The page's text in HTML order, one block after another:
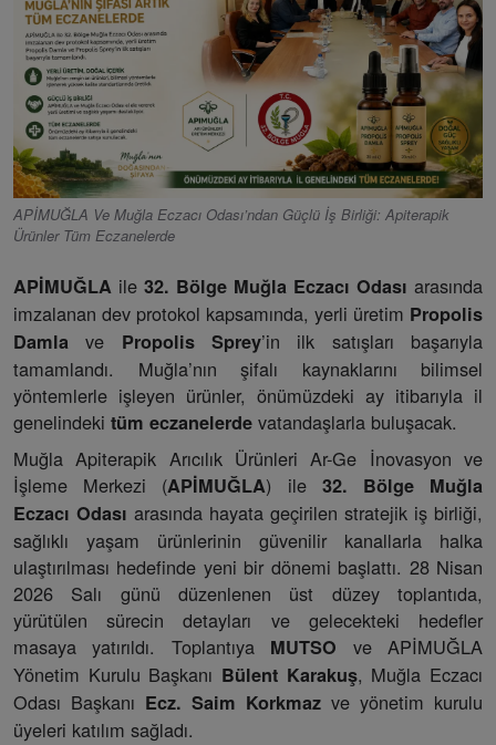
APİMUĞLA Ve Muğla Eczacı Odası’ndan Güçlü İş Birliği: Apiterapik
Ürünler Tüm Eczanelerde
APİMUĞLA ile 32. Bölge Muğla Eczacı Odası arasında
imzalanan dev protokol kapsamında, yerli üretim Propolis
Damla ve Propolis Sprey’in ilk satışları başarıyla
tamamlandı. Muğla’nın şifalı kaynaklarını bilimsel
yöntemlerle işleyen ürünler, önümüzdeki ay itibarıyla il
genelindeki tüm eczanelerde vatandaşlarla buluşacak.
Muğla Apiterapik Arıcılık Ürünleri Ar-Ge İnovasyon ve
İşleme Merkezi (APİMUĞLA) ile 32. Bölge Muğla
Eczacı Odası arasında hayata geçirilen stratejik iş birliği,
sağlıklı yaşam ürünlerinin güvenilir kanallarla halka
ulaştırılması hedefinde yeni bir dönemi başlattı. 28 Nisan
2026 Salı günü düzenlenen üst düzey toplantıda,
yürütülen sürecin detayları ve gelecekteki hedefler
masaya yatırıldı. Toplantıya MUTSO ve APİMUĞLA
Yönetim Kurulu Başkanı Bülent Karakuş, Muğla Eczacı
Odası Başkanı Ecz. Saim Korkmaz ve yönetim kurulu
üyeleri katılım sağladı.